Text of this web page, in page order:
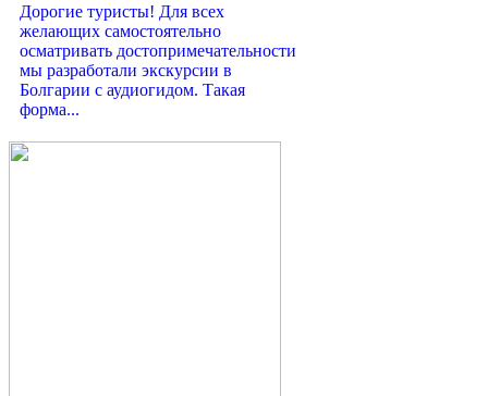
Дорогие туристы! Для всех
желающих самостоятельно
осматривать достопримечательности
мы разработали экскурсии в
Болгарии с аудиогидом. Такая
форма...